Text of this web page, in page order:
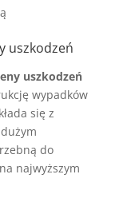
uszkodzeń
uszkodzeń
wypadków
się z
do
najwyższym